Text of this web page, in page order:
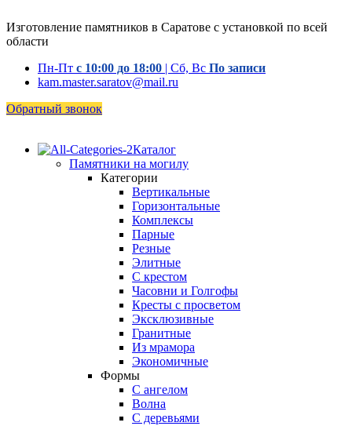
Изготовление памятников в Саратове с установкой по всей
области
Пн-Пт с 10:00 до 18:00 | Сб, Вс По записи
kam.master.saratov@mail.ru
Обратный звонок
Каталог
Памятники на могилу
Категории
Вертикальные
Горизонтальные
Комплексы
Парные
Резные
Элитные
С крестом
Часовни и Голгофы
Кресты с просветом
Эксклюзивные
Гранитные
Из мрамора
Экономичные
Формы
С ангелом
Волна
С деревьями